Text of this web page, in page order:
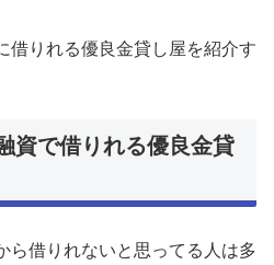
借りれる優良金貸し屋を紹介す
資で借りれる優良金貸
ら借りれないと思ってる人は多